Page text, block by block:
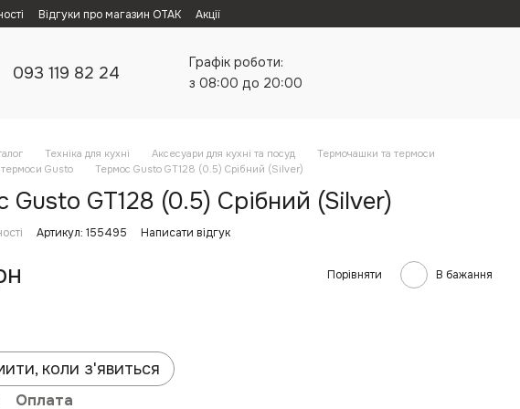
Відгуки про магазин ОТАК Акції
093 119 82 24
Графік роботи:
з 08:00 до 20:00
Техніка для кухні Аксесуари для кухні та посуд
Термочашки та термоси
Gusto
Термос Gusto GT128 (0.5) Срібний (Silver)
Gusto GT128 (0.5) Срібний (Silver)
Артикул: 155495 Написати відгук
Порівняти В бажання
коли з'явиться
Оплата